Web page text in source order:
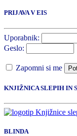
PRIJAVA V EIS
Uporabnik:
Geslo:
Zapomni si me
KNJIŽNICA SLEPIH IN
BLINDA